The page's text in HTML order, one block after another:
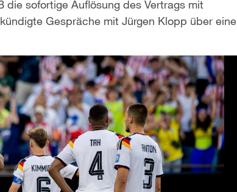
die sofortige Auflösung des Vertrags mit
Gespräche mit Jürgen Klopp über eine